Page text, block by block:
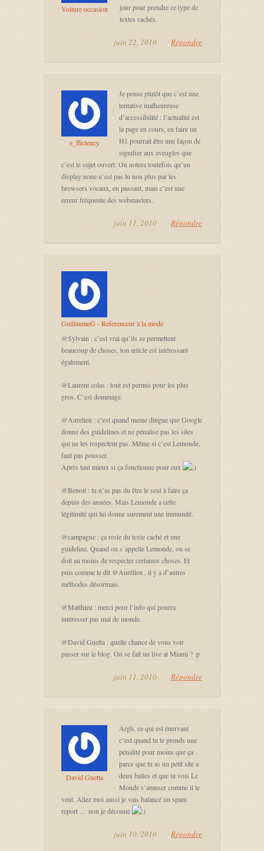
Voiture occasion
jour pour prendre ce type de
textes cachés.
juin 22, 2010 Répondre
e_fficiency
Je pense plutôt que c’est une
tentative malheureuse
d’accessibilité : l’actualité est
la page en cours, en faire un
H1 pourrait être une façon de
signifier aux aveugles que
c’est le sujet ouvert. On notera toutefois qu’un
display:none n’est pas lu non plus par les
browsers vocaux, en passant, mais c’est une
erreur fréquente des webmasters.
juin 11, 2010 Répondre
GuillaumeG - Referenceur à la mode
@Sylvain : c’est vrai qu’ils se permettent
beaucoup de choses, ton article est intéressant
également.
@Laurent colas : tout est permis pour les plus
gros. C’est dommage.
@Aurelien : c’est quand meme dingue que Google
donne des guidelines et ne pénalise pas les sites
qui ne les respectent pas. Même si c’est Lemonde,
faut pas pousser.
Après tant mieux si ça fonctionne pour eux
@Benoit : tu n’as pas du être le seul à faire ça
depuis des années. Mais Lemonde a cette
légitimité qui lui donne surement une immunité.
@campagne : ça reste du texte caché et une
guideline. Quand on s’appelle Lemonde, on se
doit au moins de respecter certaines choses. Et
puis comme le dit @Aurélien , il y a d’autres
méthodes désormais.
@Matthieu : merci pour l’info qui pourra
intéresser pas mal de monde.
@David Guetta : quelle chance de vous voir
passer sur le blog. On se fait un live at Miami ? :p
juin 11, 2010 Répondre
David Guetta
Argh, ce qui est énervant
c’est quand tu te prends une
pénalité pour moins que ça
parce que tu as un petit site a
deux balles et que tu vois Le
Monde s’amuser comme il le
veut. Allez moi aussi je vais balancé un spam
report … non je déconne
juin 10, 2010 Répondre